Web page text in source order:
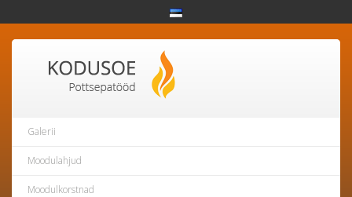
Galerii
Moodulahjud
Moodulkorstnad